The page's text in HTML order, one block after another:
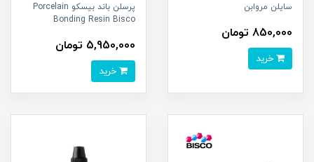
سایلن مروابن
850,000 تومان
پرسلن باند بیسکو Porcelain
Bonding Resin Bisco
5,950,000 تومان